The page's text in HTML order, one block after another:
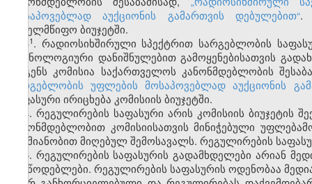
მოსაპოვებლად აუქციონის გამართვის დებულებით“.
სახელმწიფო ბიუჯეტში.
3​1. რადიოსიხშირული სპექტრით სარგებლობის
ტექნოლოგიური დანიშნულებით გამოყენებისათვის
ადგენს კომისია საქართველოს კანონმდებლობის
სარგებლობის უფლების მოსაპოვებლად აუქციონის
საფასური ირიცხება კომისიის ბიუჯეტში.
4. რეგულირების საფასური არის კომისიის
კანონმდებლობით კომისიისათვის მინიჭებული
საქმიანობით მიღებულ შემოსავალს. რეგულირების
5. რეგულირების საფასურის გადამხდელები არიან
მიმწოდებლები. რეგულირების საფასურის ოდენობაა